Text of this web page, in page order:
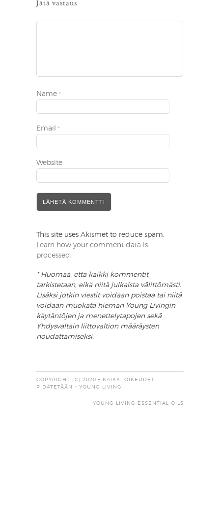
Jätä vastaus
Name *
Email *
Website
This site uses Akismet to reduce spam.
Learn how your comment data is
processed .
* Huomaa, että kaikki kommentit
tarkistetaan, eikä niitä julkaista välittömästi.
Lisäksi jotkin viestit voidaan poistaa tai niitä
voidaan muokata hieman Young Livingin
käytäntöjen ja menettelytapojen sekä
Yhdysvaltain liittovaltion määräysten
noudattamiseksi.
COPYRIGHT (C) 2020 – KAIKKI OIKEUDET
PIDÄTETÄÄN – YOUNG LIVING
YOUNG LIVING ESSENTIAL OILS